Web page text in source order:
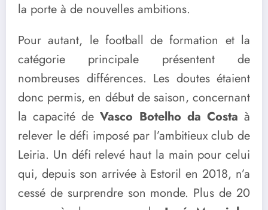
la porte à de nouvelles ambitions.
Pour autant, le football de formation et la
catégorie principale présentent de
nombreuses différences. Les doutes étaient
donc permis, en début de saison, concernant
la capacité deVasco Botelho da Costa à
relever le défi imposé par l’ambitieux club de
Leiria. Un défi relevé haut la main pour celui
qui, depuis son arrivée à Estoril en 2018, n’a
cessé de surprendre son monde. Plus de 20